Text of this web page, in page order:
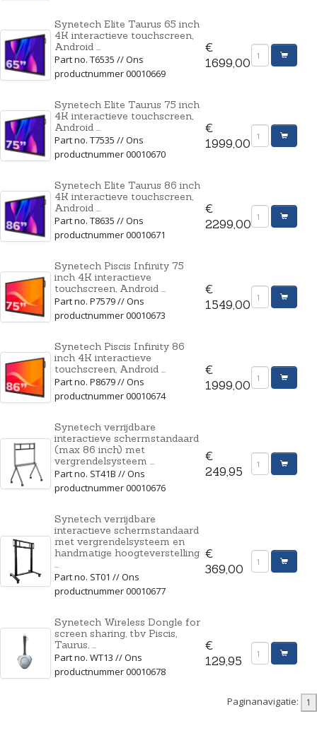
Synetech Elite Taurus 65 inch
4K interactieve touchscreen,
Android ...
Part no. T6535 // Ons
productnummer 00010669
€
1699,00
Synetech Elite Taurus 75 inch
4K interactieve touchscreen,
Android ...
Part no. T7535 // Ons
productnummer 00010670
€
1999,00
Synetech Elite Taurus 86 inch
4K interactieve touchscreen,
Android ...
Part no. T8635 // Ons
productnummer 00010671
€
2299,00
Synetech Piscis Infinity 75
inch 4K interactieve
touchscreen, Android ...
Part no. P7579 // Ons
productnummer 00010673
€
1549,00
Synetech Piscis Infinity 86
inch 4K interactieve
touchscreen, Android ...
Part no. P8679 // Ons
productnummer 00010674
€
1999,00
Synetech verrijdbare
interactieve schermstandaard
(max 86 inch) met
vergrendelsysteem ...
Part no. ST41B // Ons
productnummer 00010676
€
249,95
Synetech verrijdbare
interactieve schermstandaard
met vergrendelsysteem en
handmatige hoogteverstelling
...
Part no. ST01 // Ons
productnummer 00010677
€
369,00
Synetech Wireless Dongle for
screen sharing, tbv Piscis,
Taurus, ...
Part no. WT13 // Ons
productnummer 00010678
€
129,95
Paginanavigatie: